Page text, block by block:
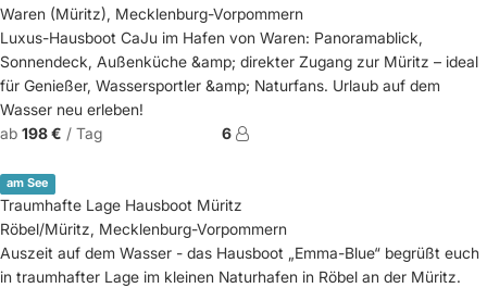
Waren (Müritz), Mecklenburg-Vorpommern
Luxus-Hausboot CaJu im Hafen von Waren: Panoramablick,
Sonnendeck, Außenküche &amp; direkter Zugang zur Müritz – ideal
für Genießer, Wassersportler &amp; Naturfans. Urlaub auf dem
Wasser neu erleben!
ab 198 € / Tag 6
am See
Traumhafte Lage Hausboot Müritz
Röbel/Müritz, Mecklenburg-Vorpommern
Auszeit auf dem Wasser - das Hausboot „Emma-Blue“ begrüßt euch
in traumhafter Lage im kleinen Naturhafen in Röbel an der Müritz.